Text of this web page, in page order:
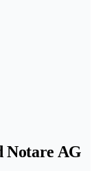
Notare AG